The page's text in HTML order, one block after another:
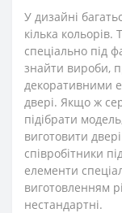
У дизайні
кілька
спеціально під
знайти вироби,
декоративними
двері. Якщо ж
підібрати
виготовити
співробітники
елементи
виготовленням
нестандартні.